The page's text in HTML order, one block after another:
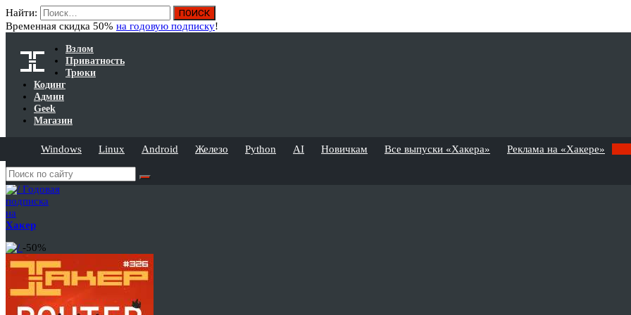
Найти:
Временная скидка 50% на годовую подписку!
Взлом
Приватность
Трюки
Кодинг
Админ
Geek
Магазин
Windows Linux Android Железо Python AI Новичкам Все выпуски «Хакера» Реклама на «Хакере»
Годовая
подписка
на
Хакер
-50%